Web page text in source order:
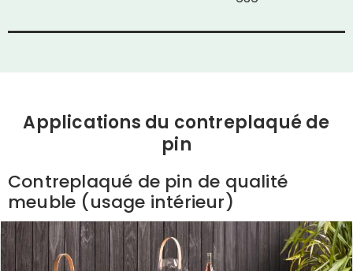
Applications du contreplaqué de
pin
Contreplaqué de pin de qualité
meuble (usage intérieur)